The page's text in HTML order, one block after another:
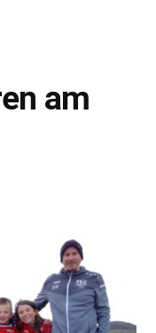
am